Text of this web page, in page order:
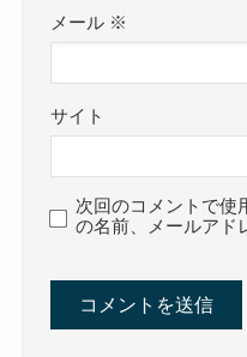
メール ※
サイト
次回のコメントで使
の名前、メールアド